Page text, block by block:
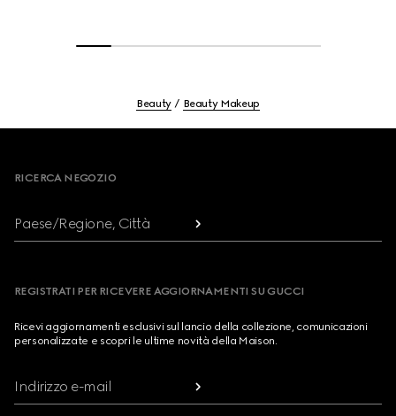
Beauty Beauty Makeup
RICERCA NEGOZIO
Paese/Regione, Città
REGISTRATI PER RICEVERE AGGIORNAMENTI SU GUCCI
Ricevi aggiornamenti esclusivi sul lancio della collezione, comunicazioni
personalizzate e scopri le ultime novità della Maison.
Indirizzo e-mail